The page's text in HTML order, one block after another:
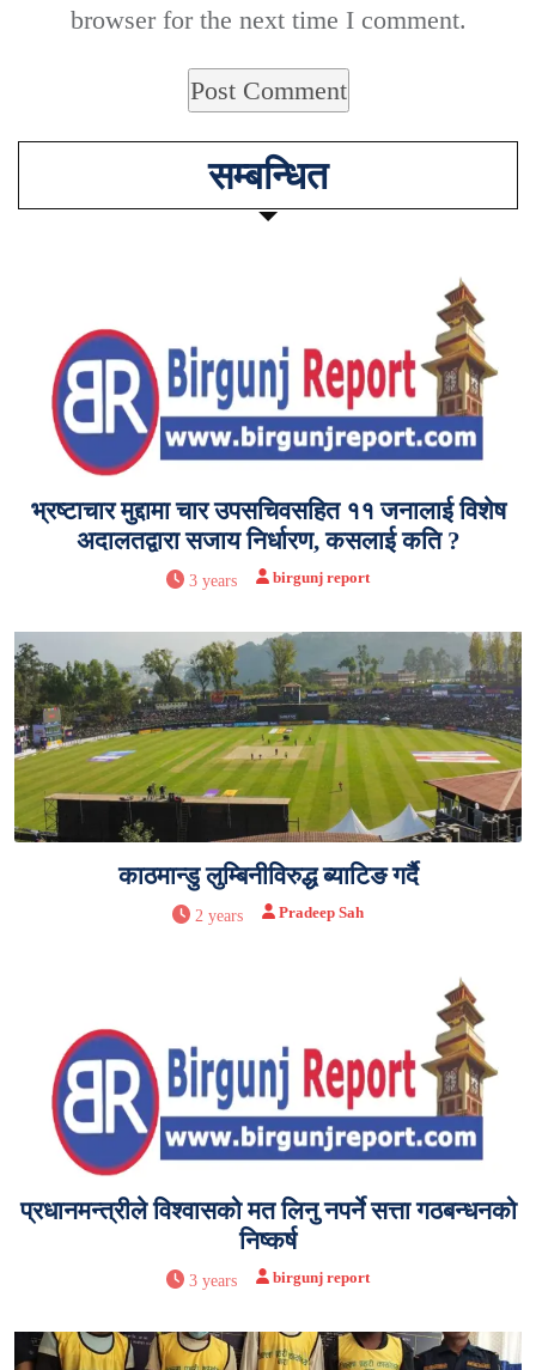
browser for the next time I comment.
सम्बन्धित
भ्रष्टाचार मुद्दामा चार उपसचिवसहित ११ जनालाई विशेष
अदालतद्वारा सजाय निर्धारण, कसलाई कति ?
3 years birgunj report
काठमान्डु लुम्बिनीविरुद्ध ब्याटिङ गर्दै
2 years Pradeep Sah
प्रधानमन्त्रीले विश्वासको मत लिनु नपर्ने सत्ता गठबन्धनको
निष्कर्ष
3 years birgunj report